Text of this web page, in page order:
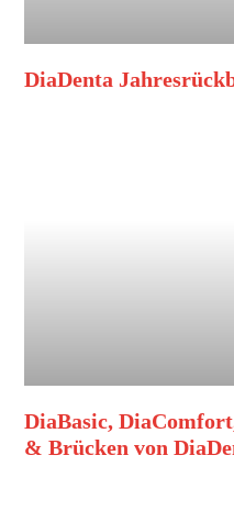
DiaDenta
DiaBasic,
& Brücken von